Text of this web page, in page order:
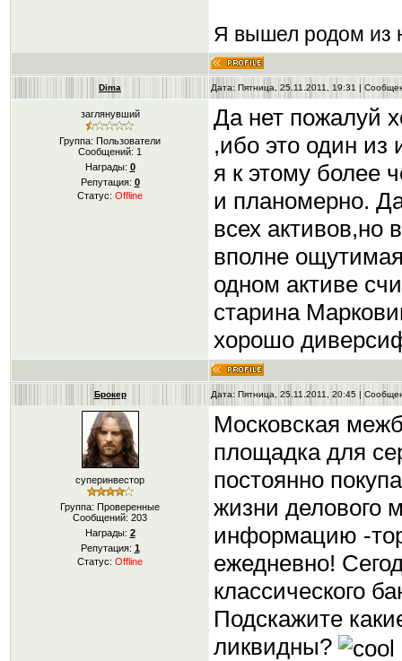
Я вышел родом из
Dima Дата: Пятница, 25.11.2011, 19:31 |
заглянувший
Группа: Пользователи
Сообщений: 1
Награды: 0
Репутация: 0
Статус: Offline
Да нет пожалуй
,ибо это один из
я к этому более
и планомерно.
всех активов,но
вполне
одном активе
старина
хорошо
Брокер Дата: Пятница, 25.11.2011, 20:45 |
суперинвестор
Группа: Проверенные
Сообщений: 203
Награды: 2
Репутация: 1
Статус: Offline
Московская
площадка для
постоянно
жизни делового
информацию -
ежедневно!
классического
Подскажите
ликвидны?